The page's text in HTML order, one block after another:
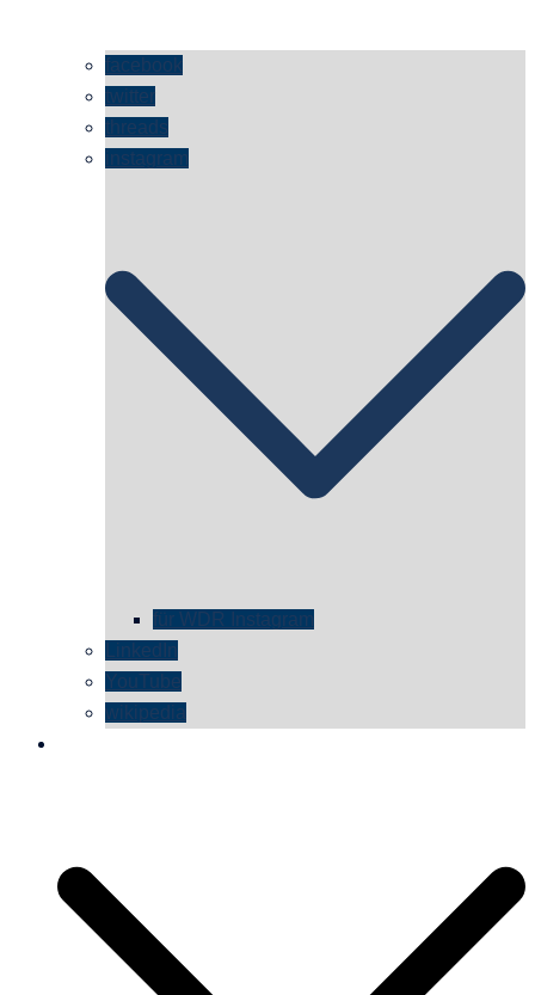
facebook
twitter
threads
instagram
für WDR Instagram
LinkedIn
YouTube
wikipedia